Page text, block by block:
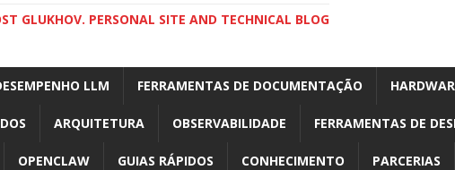
GLUKHOV. PERSONAL SITE AND TECHNICAL BLOG
LLM FERRAMENTAS DE DOCUMENTAÇÃO
ARQUITETURA OBSERVABILIDADE FERRAMENTAS DE
OPENCLAW GUIAS RÁPIDOS CONHECIMENTO PARCERIAS